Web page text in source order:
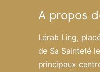
A propos
Lérab Ling,
de Sa Sainteté
principaux